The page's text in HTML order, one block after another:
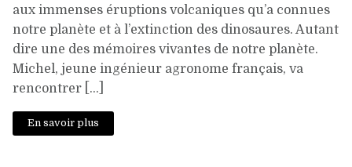
aux immenses éruptions volcaniques qu’a connues
notre planète et à l’extinction des dinosaures. Autant
dire une des mémoires vivantes de notre planète.
Michel, jeune ingénieur agronome français, va
rencontrer […]
En savoir plus